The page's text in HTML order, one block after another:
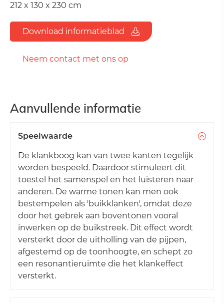
212 x 130 x 230 cm
Download informatieblad
Neem contact met ons op
Aanvullende informatie
Speelwaarde
De klankboog kan van twee kanten tegelijk
worden bespeeld. Daardoor stimuleert dit
toestel het samenspel en het luisteren naar
anderen. De warme tonen kan men ook
bestempelen als 'buikklanken', omdat deze
door het gebrek aan boventonen vooral
inwerken op de buikstreek. Dit effect wordt
versterkt door de uitholling van de pijpen,
afgestemd op de toonhoogte, en schept zo
een resonantieruimte die het klankeffect
versterkt.